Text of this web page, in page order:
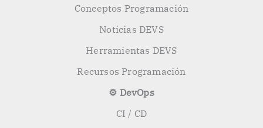
Conceptos Programación
Noticias DEVS
Herramientas DEVS
Recursos Programación
⚙️ DevOps
CI / CD